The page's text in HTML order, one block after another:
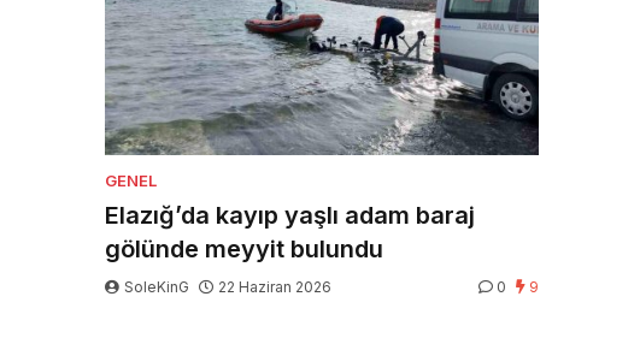
GENEL
Elazığ’da kayıp yaşlı adam baraj
gölünde meyyit bulundu
SoleKinG 22 Haziran 2026 0 9